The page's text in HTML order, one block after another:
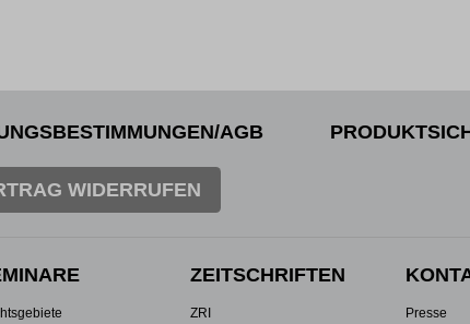
AGB
WIDERRUFEN
ZEITSCHRIFTEN
ZRI
Presse